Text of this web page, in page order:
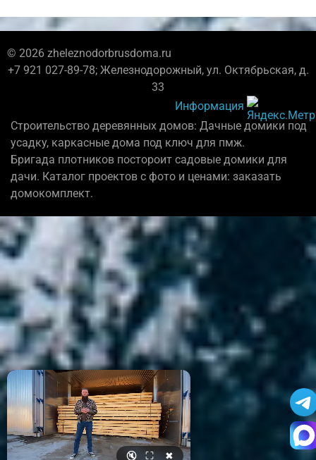
© 2026 zheleznodorbrusdoma.ru
+7 921 027-89-78; Железнодорожный, ул. Октябрьская, д.
33
Информация
Строительство деревянных домов: Дачные домики под
усадку, каркасные дома под ключ для пмж.
Бригада плотников постороит садовые домики для
дачи. Каталог проектов с фото и ценами: заказать
домокомплект.
🔇 ⛶ ✖